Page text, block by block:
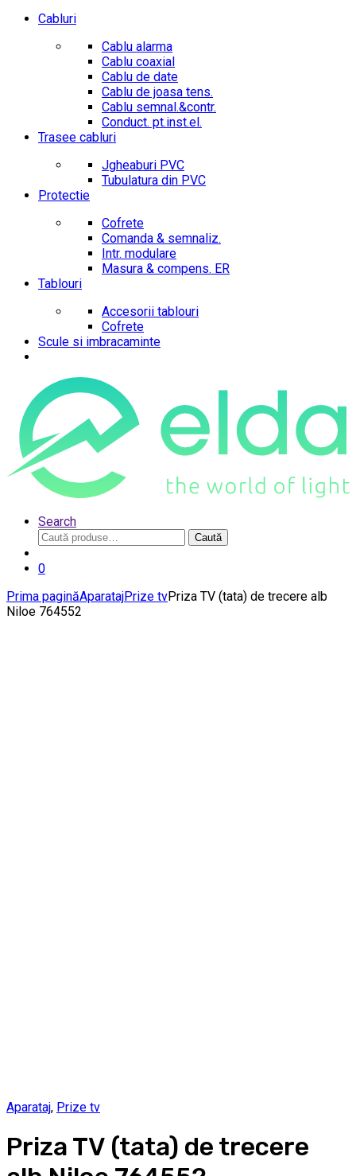
Cabluri
Cablu alarma
Cablu coaxial
Cablu de date
Cablu de joasa tens.
Cablu semnal.&contr.
Conduct. pt.inst.el.
Trasee cabluri
Jgheaburi PVC
Tubulatura din PVC
Protectie
Cofrete
Comanda & semnaliz.
Intr. modulare
Masura & compens. ER
Tablouri
Accesorii tablouri
Cofrete
Scule si imbracaminte
Search
Caută
după:
Caută
0
Prima paginăAparatajPrize tvPriza TV (tata) de trecere alb
Niloe 764552
Aparataj, Prize tv
Priza TV (tata) de trecere